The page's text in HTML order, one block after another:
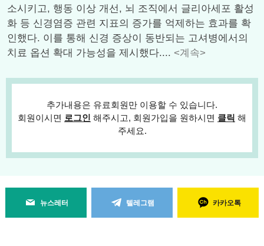
소시키고, 행동 이상 개선, 뇌 조직에서 글리아세포 활성
화 등 신경염증 관련 지표의 증가를 억제하는 효과를 확
인했다. 이를 통해 신경 증상이 동반되는 고셔병에서의
치료 옵션 확대 가능성을 제시했다.... <계속>
추가내용은 유료회원만 이용할 수 있습니다.
회원이시면 로그인 해주시고, 회원가입을 원하시면 클릭 해
주세요.
뉴스레터 텔레그램 카카오톡